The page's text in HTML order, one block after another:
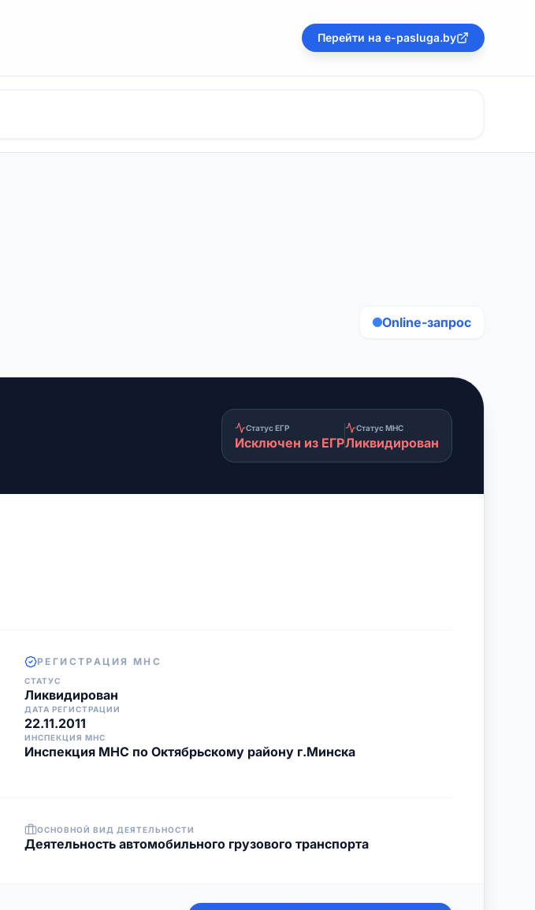
Перейти на e-pasluga.by
Online-запрос
Статус ЕГР
Исключен из ЕГР
Статус МНС
Ликвидирован
РЕГИСТРАЦИЯ МНС
СТАТУС
Ликвидирован
ДАТА РЕГИСТРАЦИИ
22.11.2011
ИНСПЕКЦИЯ МНС
Инспекция МНС по Октябрьскому району г.Минска
ОСНОВНОЙ ВИД ДЕЯТЕЛЬНОСТИ
Деятельность автомобильного грузового транспорта